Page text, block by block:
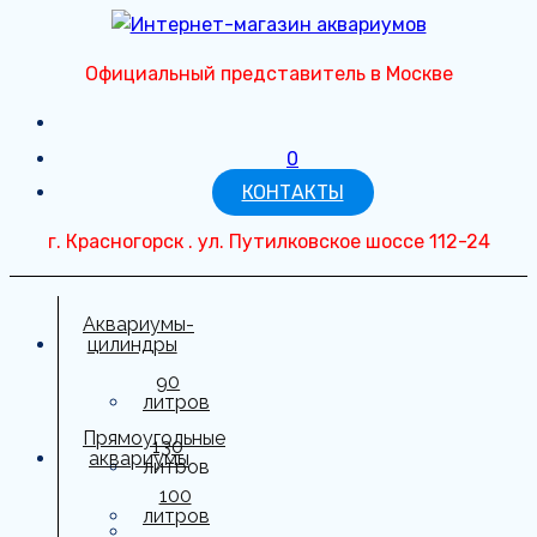
содержимомуОфициальный представитель в Москве
0
КОНТАКТЫ
г. Красногорск . ул. Путилковское шоссе 112-24
Аквариумы-
цилиндры
90
литров
130
литров
150
литров
Прямоугольные
аквариумы
100
литров